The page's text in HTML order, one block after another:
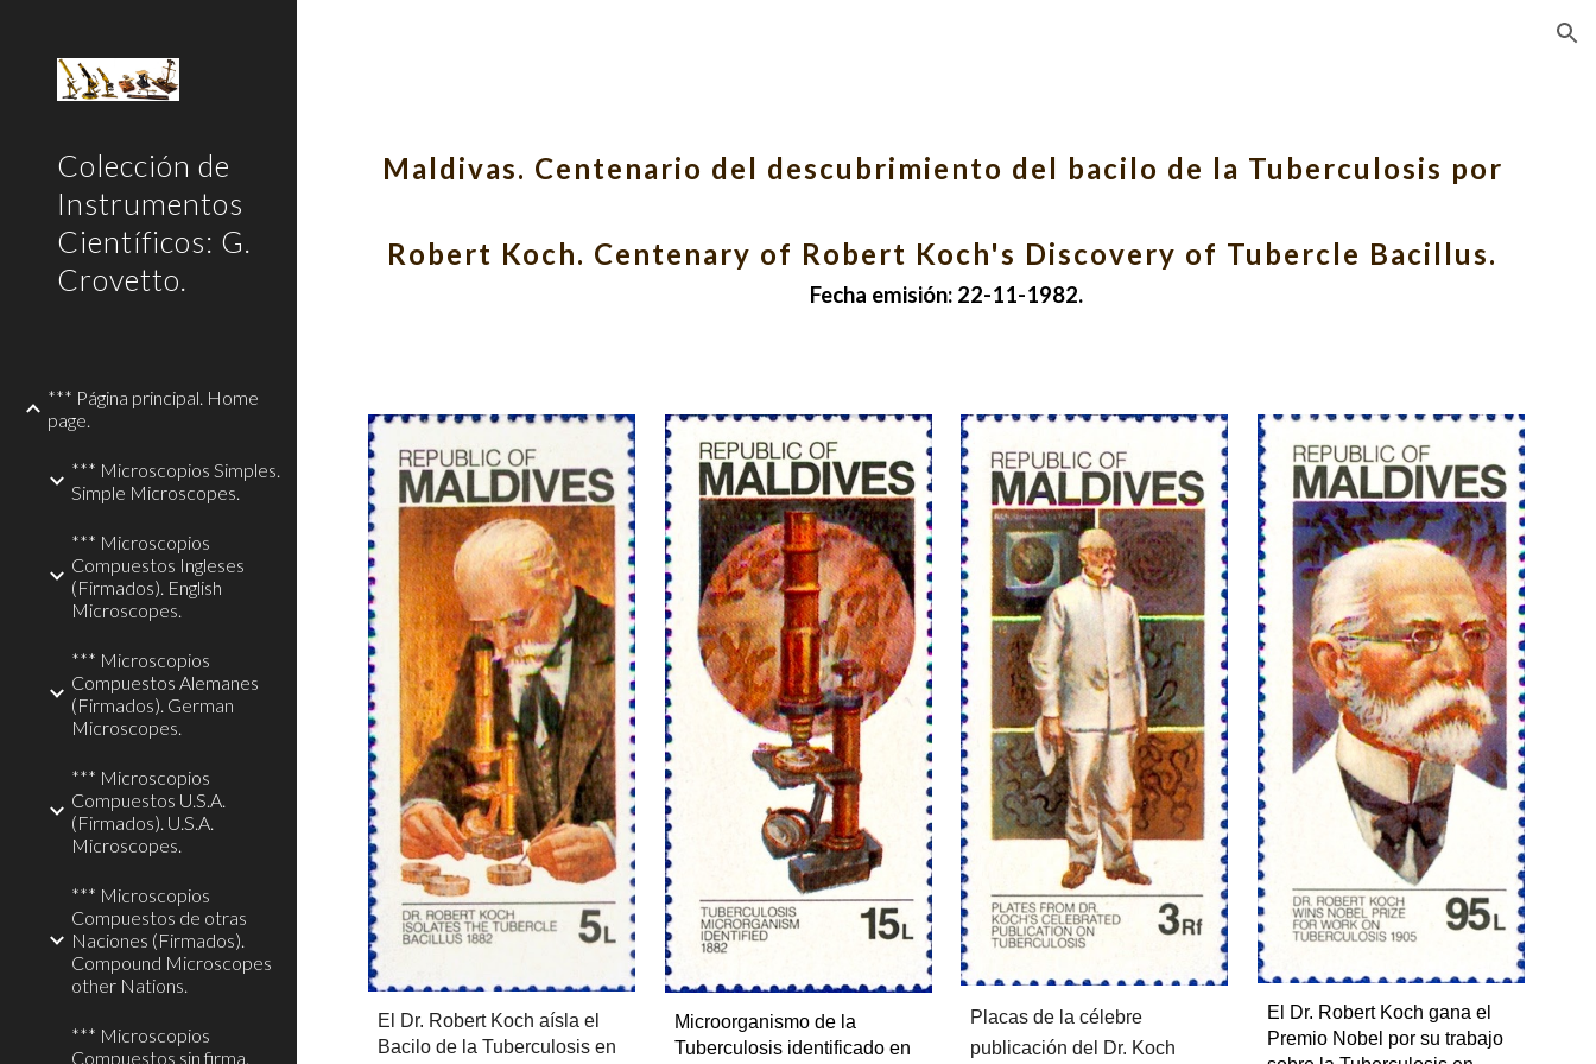
Colección de
Instrumentos
Científicos: G.
Crovetto.
*** Página principal. Home
page.
*** Microscopios Simples.
Simple Microscopes.
*** Microscopios
Compuestos Ingleses
(Firmados). English
Microscopes.
*** Microscopios
Compuestos Alemanes
(Firmados). German
Microscopes.
*** Microscopios
Compuestos U.S.A.
(Firmados). U.S.A.
Microscopes.
*** Microscopios
Compuestos de otras
Naciones (Firmados).
Compound Microscopes
other Nations.
*** Microscopios
Compuestos sin firma.
Maldivas. Centenario del descubrimiento del bacilo de la Tuberculosis por
Robert Koch. Centenary of Robert Koch's Discovery of Tubercle Bacillus.
Fecha emisión: 22-11-1982.
El Dr. Robert Koch aísla el
Bacilo de la Tuberculosis en
Microorganismo de la
Tuberculosis identificado en
Placas de la célebre
publicación del Dr. Koch
El Dr. Robert Koch gana el
Premio Nobel por su trabajo